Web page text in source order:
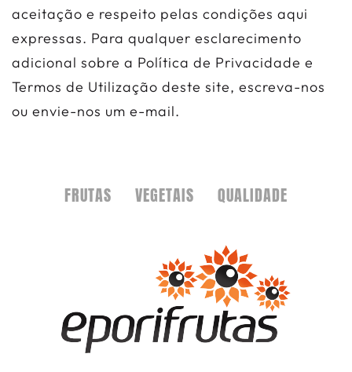
aceitação e respeito pelas condições aqui
expressas. Para qualquer esclarecimento
adicional sobre a Política de Privacidade e
Termos de Utilização deste site, escreva-nos
ou envie-nos um e-mail.
FRUTAS VEGETAIS QUALIDADE